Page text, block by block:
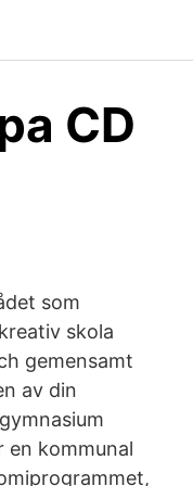
CD
som
skola
gemensamt
av din
en kommunal